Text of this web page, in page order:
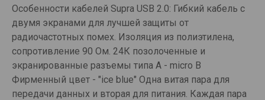
Особенности кабелей Supra USB 2.0: Гибкий кабель с
двумя экранами для лучшей защиты от
радиочастотных помех. Изоляция из полиэтилена,
сопротивление 90 Ом. 24К позолоченные и
экранированные разъемы типа A - micro B
Фирменный цвет - "ice blue" Одна витая пара для
передачи данных и вторая для питания. Каждая пара